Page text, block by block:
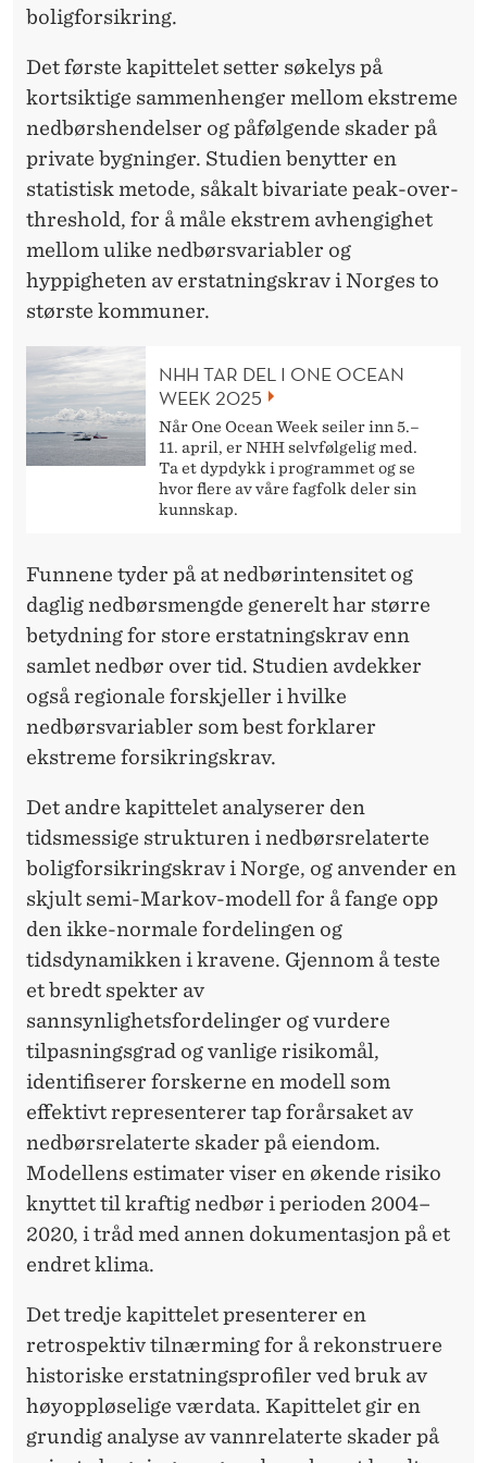
boligforsikring.
Det første kapittelet setter søkelys på
kortsiktige sammenhenger mellom ekstreme
nedbørshendelser og påfølgende skader på
private bygninger. Studien benytter en
statistisk metode, såkalt bivariate peak-over-
threshold, for å måle ekstrem avhengighet
mellom ulike nedbørsvariabler og
hyppigheten av erstatningskrav i Norges to
største kommuner.
NHH TAR DEL I ONE OCEAN
WEEK 2025
Når One Ocean Week seiler inn 5.–
11. april, er NHH selvfølgelig med.
Ta et dypdykk i programmet og se
hvor flere av våre fagfolk deler sin
kunnskap.
Funnene tyder på at nedbørintensitet og
daglig nedbørsmengde generelt har større
betydning for store erstatningskrav enn
samlet nedbør over tid. Studien avdekker
også regionale forskjeller i hvilke
nedbørsvariabler som best forklarer
ekstreme forsikringskrav.
Det andre kapittelet analyserer den
tidsmessige strukturen i nedbørsrelaterte
boligforsikringskrav i Norge, og anvender en
skjult semi-Markov-modell for å fange opp
den ikke-normale fordelingen og
tidsdynamikken i kravene. Gjennom å teste
et bredt spekter av
sannsynlighetsfordelinger og vurdere
tilpasningsgrad og vanlige risikomål,
identifiserer forskerne en modell som
effektivt representerer tap forårsaket av
nedbørsrelaterte skader på eiendom.
Modellens estimater viser en økende risiko
knyttet til kraftig nedbør i perioden 2004–
2020, i tråd med annen dokumentasjon på et
endret klima.
Det tredje kapittelet presenterer en
retrospektiv tilnærming for å rekonstruere
historiske erstatningsprofiler ved bruk av
høyoppløselige værdata. Kapittelet gir en
grundig analyse av vannrelaterte skader på